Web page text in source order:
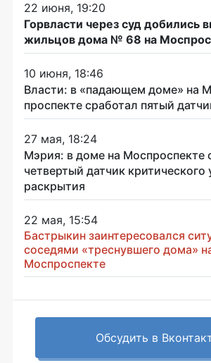
22 июня, 19:20
Горвласти через суд добились
жильцов дома № 68 на
10 июня, 18:46
Власти: в «падающем доме» на
проспекте сработал пятый
27 мая, 18:24
Мэрия: в доме на Моспроспекте
четвертый датчик критического
раскрытия
22 мая, 15:54
Бастрыкин заинтересовался
соседями «треснувшего дома»
Моспроспекте
Обсудить в